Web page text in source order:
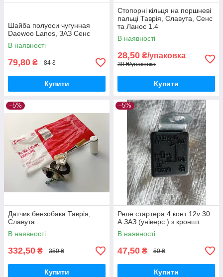
Шайба полуоси чугунная
Daewoo Lanos, ЗАЗ Сенс
В наявності
79,80 ₴ 84 ₴
Купити
Стопорні кільця на поршневі
пальці Таврія, Славута, Сенс
та Ланос 1.4
В наявності
28,50 ₴/упаковка
30 ₴/упаковка
Купити
–5%
Датчик бензобака Таврія,
Славута
В наявності
332,50 ₴ 350 ₴
Купити
–5%
Реле стартера 4 конт 12v 30
А ЗАЗ (універс.) з кроншт.
В наявності
47,50 ₴ 50 ₴
Купити